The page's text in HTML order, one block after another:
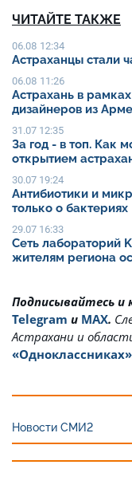
ЧИТАЙТЕ ТАКЖЕ
06.08 12:34
Астраханцы стали
06.08 11:26
Астрахань в
дизайнеров из
31.07 12:35
За год - в топ. Как
открытием
30.07 19:24
Антибиотики и
только о бактериях
29.07 16:33
Сеть лабораторий
жителям региона
Подписывайтесь и
Telegram и MAX.
Астрахани и
«Одноклассниках»
Новости СМИ2